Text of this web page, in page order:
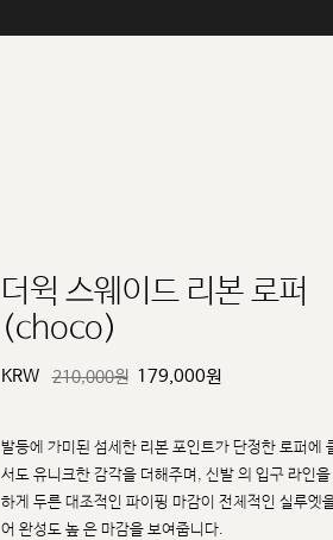
더윅 스웨이드 리본 로퍼
(choco)
KRW 210,000원 179,000원
발등에 가미된 섬세한 리본 포인트가 단정한 로퍼에
서도 유니크한 감각을 더해주며, 신발 의 입구 라인
하게 두른 대조적인 파이핑 마감이 전체적인 실루엣
어 완성도 높 은 마감을 보여줍니다.